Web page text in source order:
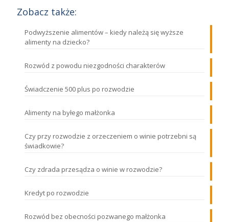
Zobacz także:
Podwyższenie alimentów – kiedy należą się wyższe
alimenty na dziecko?
Rozwód z powodu niezgodności charakterów
Świadczenie 500 plus po rozwodzie
Alimenty na byłego małżonka
Czy przy rozwodzie z orzeczeniem o winie potrzebni są
świadkowie?
Czy zdrada przesądza o winie w rozwodzie?
Kredyt po rozwodzie
Rozwód bez obecności pozwanego małżonka